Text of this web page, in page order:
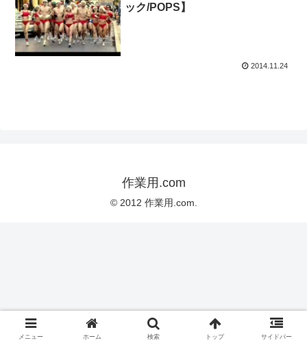
ック/POPS】
2014.11.24
作業用.com
© 2012 作業用.com.
メニュー ホーム 検索 トップ サイドバー